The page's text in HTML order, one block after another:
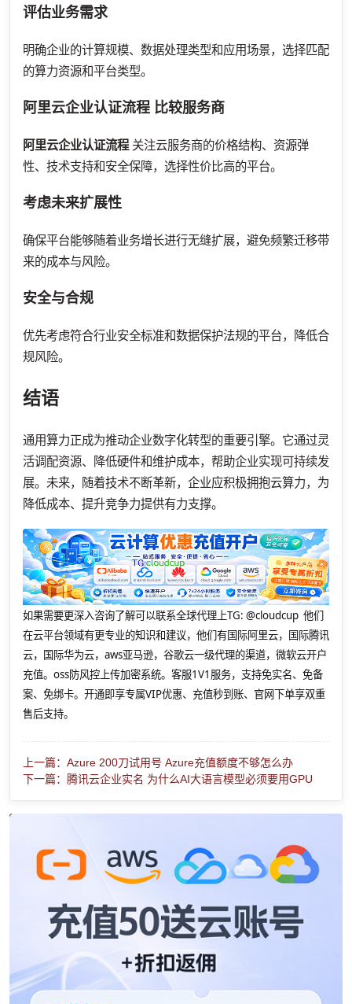
评估业务需求
明确企业的计算规模、数据处理类型和应用场景，选择匹配
的算力资源和平台类型。
阿里云企业认证流程 比较服务商
阿里云企业认证流程 关注云服务商的价格结构、资源弹
性、技术支持和安全保障，选择性价比高的平台。
考虑未来扩展性
确保平台能够随着业务增长进行无缝扩展，避免频繁迁移带
来的成本与风险。
安全与合规
优先考虑符合行业安全标准和数据保护法规的平台，降低合
规风险。
结语
通用算力正成为推动企业数字化转型的重要引擎。它通过灵
活调配资源、降低硬件和维护成本，帮助企业实现可持续发
展。未来，随着技术不断革新，企业应积极拥抱云算力，为
降低成本、提升竞争力提供有力支撑。
如果需要更深入咨询了解可以联系全球代理上TG: @cloudcup 他们
在云平台领域有更专业的知识和建议，他们有国际阿里云，国际腾讯
云，国际华为云，aws亚马逊，谷歌云一级代理的渠道，微软云开户
充值。oss防风控上传加密系统。客服1V1服务，支持免实名、免备
案、免绑卡。开通即享专属VIP优惠、充值秒到账、官网下单享双重
售后支持。
上一篇：Azure 200刀试用号 Azure充值额度不够怎么办
下一篇：腾讯云企业实名 为什么AI大语言模型必须要用GPU